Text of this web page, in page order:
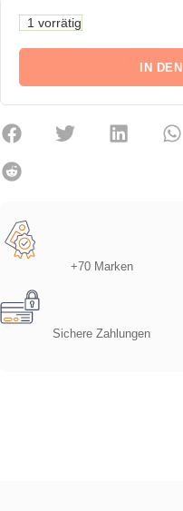
1 vorrätig
IN
+70 Marken
Sichere Zahlungen